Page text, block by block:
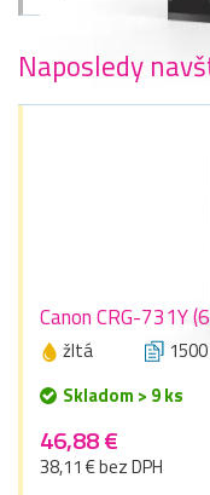
Naposledy
Canon CRG-731Y
žltá
Skladom > 9 ks
46,88 €
38,11 € bez DPH